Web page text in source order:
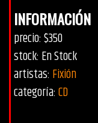
INFORMACIÓN
precio: $350
stock: En Stock
artistas: Fixión
categoría:CD